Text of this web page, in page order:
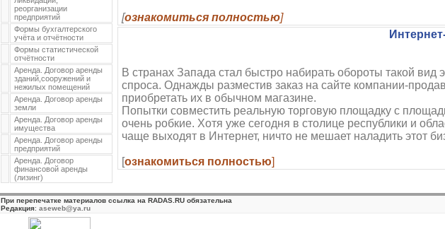
реорганизации
предприятий
Формы бухгалтерского
учёта и отчётности
Формы статистической
отчётности
Аренда. Договор аренды
зданий,сооружений и
нежилых помещений
Аренда. Договор аренды
земли
Аренда. Договор аренды
имущества
Аренда. Договор аренды
предприятий
Аренда. Договор
финансовой аренды
(лизинг)
[ознакомиться полностью]
В странах Запада стал быстро набирать обороты такой вид
спроса. Однажды разместив заказ на сайте компании-
приобретать их в обычном магазине.
Попытки совместить реальную торговую площадку с
очень робкие. Хотя уже сегодня в столице республики и
чаще выходят в Интернет, ничто не мешает наладить этот
[ознакомиться полностью]
При перепечатке материалов ссылка на RADAS.RU обязательна
Редакция: aseweb@ya.ru